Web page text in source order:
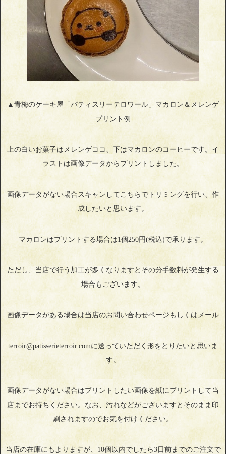
▲青梅のケーキ屋「パティスリーテロワール」マカロン＆メレンゲ
プリント例
上の白いお菓子はメレンゲココ、下はマカロンのコーヒーです。イ
ラストは画像データからプリントしました。
画像データがない場合スキャンしてこちらでトリミングを行い、作
成したいと思います。
マカロンはプリントする場合は1個250円(税込)で承ります。
ただし、当店で行う加工が多くなりますとその分手数料が発生する
場合もございます。
画像データがある場合は当店のお問い合わせページもしくはメール
terroir@patisserieterroir.comに送っていただく形をとりたいと思いま
す。
画像データがない場合はプリントしたい画像を紙にプリントして当
店までお持ちください。なお、汚れなどがございますとそのまま印
刷されますのでお気を付けください。
当店の在庫にもよりますが、10個以内でしたら3日前までのご注文で